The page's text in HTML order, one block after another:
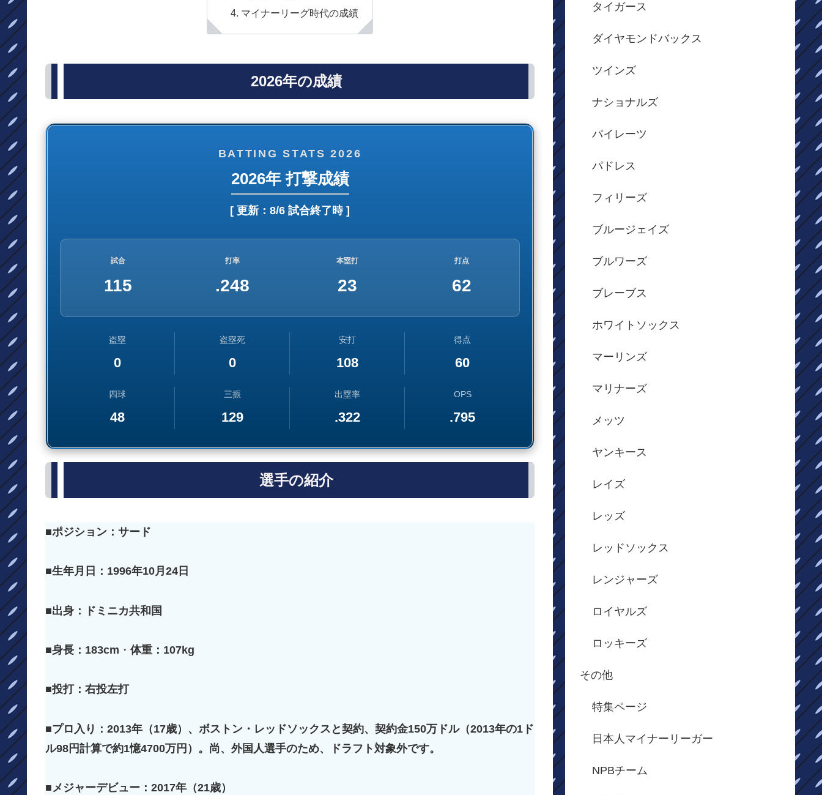
マイナーリーグ時代の成績
2026年の成績
BATTING STATS 2026
2026年 打撃成績
[ 更新： 8/6 試合終了時]
試合
115
打率
.248
本塁打
23
打点
62
盗塁
0
盗塁死
0
安打
108
得点
60
四球
48
三振
129
出塁率
.322
OPS
.795
選手の紹介
■ポジション：サード
■生年月日：1996年10月24日
■出身：ドミニカ共和国
■身長：183cm ・ 体重：107kg
■投打：右投左打
■プロ入り：2013年（17歳）、ボストン・レッドソックスと契約、契約金150万ドル（2013年の1ド
ル98円計算で約1憶4700万円）。尚、外国人選手のため、ドラフト対象外です。
■メジャーデビュー：2017年（21歳）
タイガース
ダイヤモンドバックス
ツインズ
ナショナルズ
パイレーツ
パドレス
フィリーズ
ブルージェイズ
ブルワーズ
ブレーブス
ホワイトソックス
マーリンズ
マリナーズ
メッツ
ヤンキース
レイズ
レッズ
レッドソックス
レンジャーズ
ロイヤルズ
ロッキーズ
その他
特集ページ
日本人マイナーリーガー
NPBチーム